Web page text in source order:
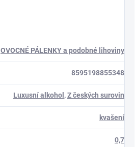
OVOCNÉ PÁLENKY a podobné lihoviny
8595198855348
Luxusní alkohol ,Z českých surovin
kvašení
0,7